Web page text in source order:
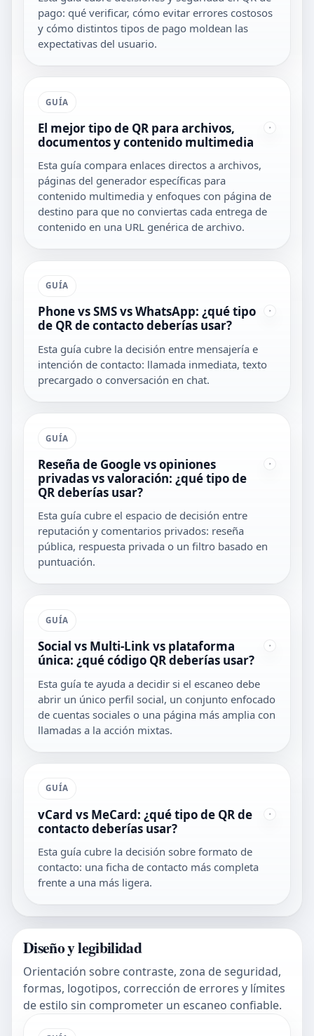
pago: qué verificar, cómo evitar errores costosos
y cómo distintos tipos de pago moldean las
expectativas del usuario.
GUÍA
El mejor tipo de QR para archivos,
documentos y contenido multimedia
Esta guía compara enlaces directos a archivos,
páginas del generador específicas para
contenido multimedia y enfoques con página de
destino para que no conviertas cada entrega de
contenido en una URL genérica de archivo.
GUÍA
Phone vs SMS vs WhatsApp: ¿qué tipo
de QR de contacto deberías usar?
Esta guía cubre la decisión entre mensajería e
intención de contacto: llamada inmediata, texto
precargado o conversación en chat.
GUÍA
Reseña de Google vs opiniones
privadas vs valoración: ¿qué tipo de
QR deberías usar?
Esta guía cubre el espacio de decisión entre
reputación y comentarios privados: reseña
pública, respuesta privada o un filtro basado en
puntuación.
GUÍA
Social vs Multi-Link vs plataforma
única: ¿qué código QR deberías usar?
Esta guía te ayuda a decidir si el escaneo debe
abrir un único perfil social, un conjunto enfocado
de cuentas sociales o una página más amplia con
llamadas a la acción mixtas.
GUÍA
vCard vs MeCard: ¿qué tipo de QR de
contacto deberías usar?
Esta guía cubre la decisión sobre formato de
contacto: una ficha de contacto más completa
frente a una más ligera.
Diseño y legibilidad
Orientación sobre contraste, zona de seguridad,
formas, logotipos, corrección de errores y límites
de estilo sin comprometer un escaneo confiable.